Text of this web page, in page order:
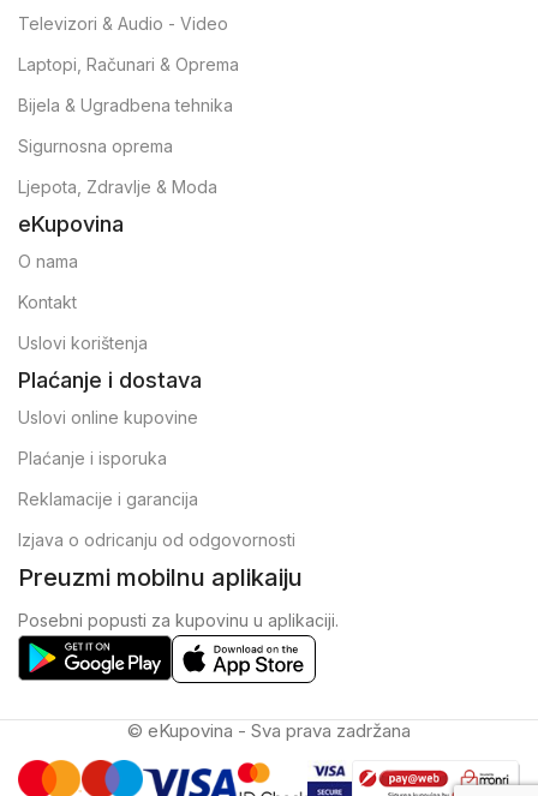
Televizori & Audio - Video
Laptopi, Računari & Oprema
Bijela & Ugradbena tehnika
Sigurnosna oprema
Ljepota, Zdravlje & Moda
eKupovina
O nama
Kontakt
Uslovi korištenja
Plaćanje i dostava
Uslovi online kupovine
Plaćanje i isporuka
Reklamacije i garancija
Izjava o odricanju od odgovornosti
Preuzmi mobilnu aplikaiju
Posebni popusti za kupovinu u aplikaciji.
© eKupovina - Sva prava zadržana